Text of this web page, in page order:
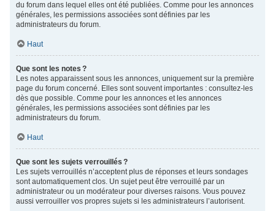
du forum dans lequel elles ont été publiées. Comme pour les annonces
générales, les permissions associées sont définies par les
administrateurs du forum.
Haut
Que sont les notes ?
Les notes apparaissent sous les annonces, uniquement sur la première
page du forum concerné. Elles sont souvent importantes : consultez-les
dès que possible. Comme pour les annonces et les annonces
générales, les permissions associées sont définies par les
administrateurs du forum.
Haut
Que sont les sujets verrouillés ?
Les sujets verrouillés n’acceptent plus de réponses et leurs sondages
sont automatiquement clos. Un sujet peut être verrouillé par un
administrateur ou un modérateur pour diverses raisons. Vous pouvez
aussi verrouiller vos propres sujets si les administrateurs l’autorisent.